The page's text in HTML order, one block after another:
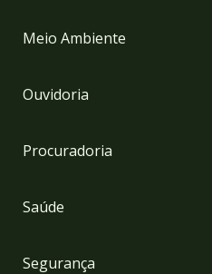
Meio Ambiente
Ouvidoria
Procuradoria
Saúde
Segurança